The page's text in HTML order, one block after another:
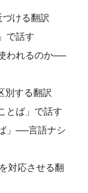
ける翻訳
で話す
われるのか──
する翻訳
ば」で話す
」──言語ナシ
対応させる翻